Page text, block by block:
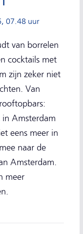
07.48 uur
van borrelen
cocktails met
zijn zeker niet
Van
in Amsterdam
eens meer in
naar de
Amsterdam.
meer